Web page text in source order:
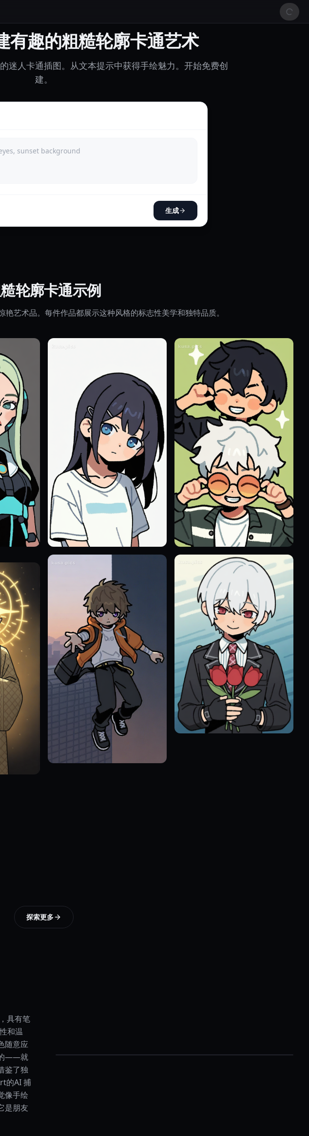
有趣的粗糙轮廓卡通艺术
迷人卡通插图。从文本提示中获得手绘魅力。开始免费创
建。
生成
轮廓卡通示例
艺术品。每件作品都展示这种风格的标志性美学和独特品质。
探索更多
具有笔
和温
随意应
的——就
鉴了独
的AI 捕
像手绘
是朋友